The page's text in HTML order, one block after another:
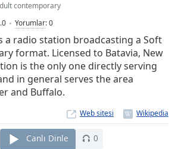
contemporary
Yorumlar:0
a radio station broadcasting a Soft
format. Licensed to Batavia, New
is the only one directly serving
in general serves the area
and Buffalo.
Web sitesi
Canlı Dinle 0